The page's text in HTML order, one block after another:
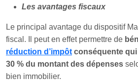
Les avantages fiscaux
Le principal avantage du dispositif
fiscal. Il peut en effet permettre de
réduction d’impôt conséquente qui
30 % du montant des dépenses
bien immobilier.